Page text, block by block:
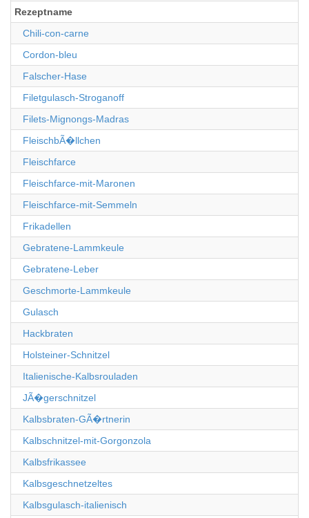
Rezeptname
Chili-con-carne
Cordon-bleu
Falscher-Hase
Filetgulasch-Stroganoff
Filets-Mignongs-Madras
FleischbÃ�llchen
Fleischfarce
Fleischfarce-mit-Maronen
Fleischfarce-mit-Semmeln
Frikadellen
Gebratene-Lammkeule
Gebratene-Leber
Geschmorte-Lammkeule
Gulasch
Hackbraten
Holsteiner-Schnitzel
Italienische-Kalbsrouladen
JÃ�gerschnitzel
Kalbsbraten-GÃ�rtnerin
Kalbschnitzel-mit-Gorgonzola
Kalbsfrikassee
Kalbsgeschnetzeltes
Kalbsgulasch-italienisch